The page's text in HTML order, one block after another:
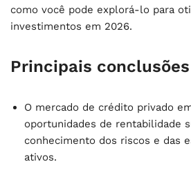
como você pode explorá-lo para
investimentos em 2026.
Principais conclusões
O mercado de crédito privado
oportunidades de rentabilidade
conhecimento dos riscos e das
ativos.